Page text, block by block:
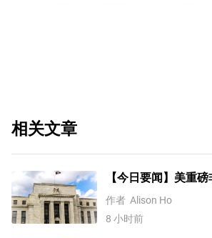
相关文章
【今日要闻】美重
格涨4%，黄金创一个
作者 Alison Ho
8 小时前